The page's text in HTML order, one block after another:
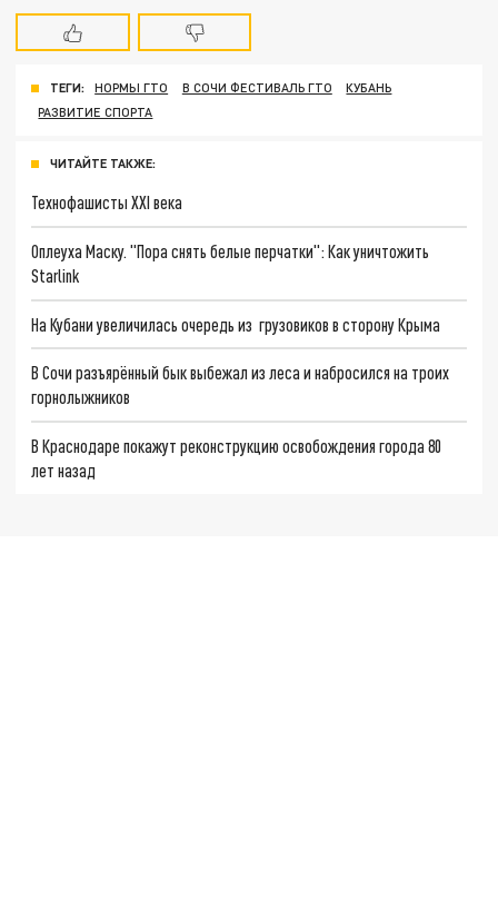
ТЕГИ: НОРМЫ ГТО В СОЧИ ФЕСТИВАЛЬ ГТО
КУБАНЬ
РАЗВИТИЕ СПОРТА
ЧИТАЙТЕ ТАКЖЕ:
Технофашисты XXI века
Оплеуха Маску. "Пора снять белые перчатки": Как уничтожить
Starlink
На Кубани увеличилась очередь из грузовиков в сторону Крыма
В Сочи разъярённый бык выбежал из леса и набросился на троих
горнолыжников
В Краснодаре покажут реконструкцию освобождения города 80
лет назад